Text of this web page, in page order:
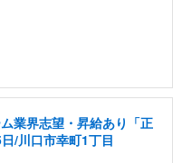
業界志望・昇給あり「正
/川口市幸町1丁目